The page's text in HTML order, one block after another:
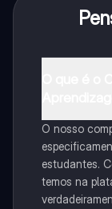
O nosso
estudantes.
temos na